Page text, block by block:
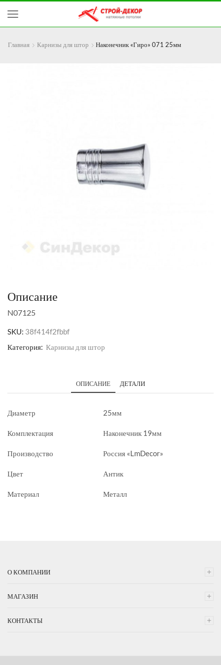
Главная Карнизы для штор Наконечник «Гиро» 071 25мм
Описание
N07125
SKU: 38f414f2fbbf
Категория: Карнизы для штор
ОПИСАНИЕ ДЕТАЛИ
Диаметр 25мм
Комплектация Наконечник 19мм
Производство Россия «LmDecor»
Цвет Антик
Материал Металл
О КОМПАНИИ
МАГАЗИН
КОНТАКТЫ